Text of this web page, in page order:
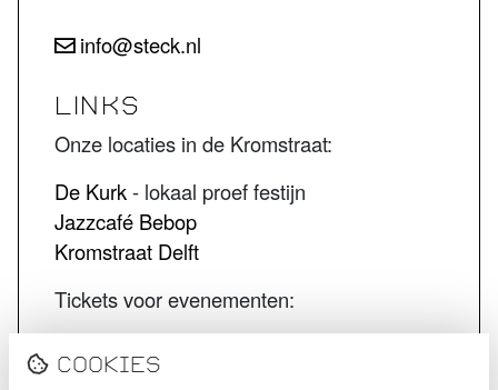
info@steck.nl
LINKS
Onze locaties in de Kromstraat:
De Kurk- lokaal proef festijn
Jazzcafé Bebop
Kromstraat Delft
Tickets voor evenementen:
De Kurk tickets
Cookies